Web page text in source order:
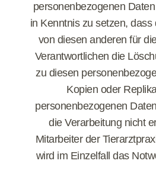
personenbezogenen
in Kenntnis zu setzen,
von diesen anderen für
Verantwortlichen die
zu diesen
Kopien oder
personenbezogenen
die Verarbeitung nicht
Mitarbeiter der
wird im Einzelfall das